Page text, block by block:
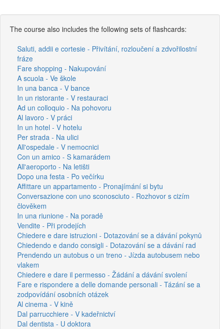
The course also includes the following sets of flashcards:
Saluti, addii e cortesie - Přivítání, rozloučení a zdvořilostní
fráze
Fare shopping - Nakupování
A scuola - Ve škole
In una banca - V bance
In un ristorante - V restauraci
Ad un colloquio - Na pohovoru
Al lavoro - V práci
In un hotel - V hotelu
Per strada - Na ulici
All'ospedale - V nemocnici
Con un amico - S kamarádem
All'aeroporto - Na letišti
Dopo una festa - Po večírku
Affittare un appartamento - Pronajímání si bytu
Conversazione con uno sconosciuto - Rozhovor s cizím
člověkem
In una riunione - Na poradě
Vendite - Při prodejích
Chiedere e dare istruzioni - Dotazování se a dávání pokynů
Chiedendo e dando consigli - Dotazování se a dávání rad
Prendendo un autobus o un treno - Jízda autobusem nebo
vlakem
Chiedere e dare il permesso - Žádání a dávání svolení
Fare e rispondere a delle domande personali - Tázání se a
zodpovídání osobních otázek
Al cinema - V kině
Dal parrucchiere - V kadeřnictví
Dal dentista - U doktora